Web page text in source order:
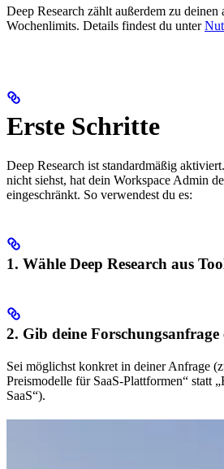
Deep Research zählt außerdem zu
Wochenlimits. Details findest du unter
Erste Schritte
Deep Research ist standardmäßig
nicht siehst, hat dein Workspace Admin
eingeschränkt. So verwendest du es:
1. Wähle Deep Research aus
2. Gib deine Forschungsanfrage
Sei möglichst konkret in deiner Anfrage
Preismodelle für SaaS-Plattformen“ statt
SaaS“).